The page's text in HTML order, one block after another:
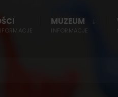
MUZEUM
INFORMACJE